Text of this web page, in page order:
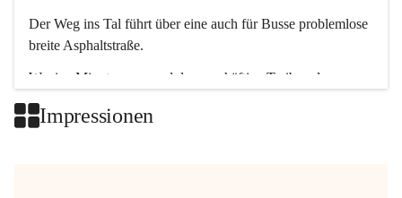
Der Weg ins Tal führt über eine auch für Busse problemlose
breite Asphaltstraße.
Wenige Minuten nur, und das geschäftige Treiben der
Impressionen